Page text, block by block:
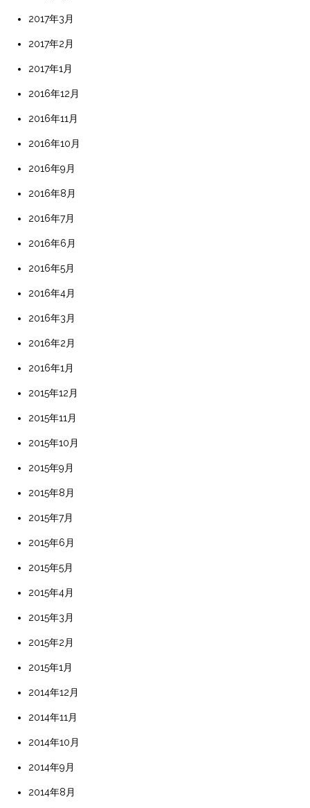
2017年3月
2017年2月
2017年1月
2016年12月
2016年11月
2016年10月
2016年9月
2016年8月
2016年7月
2016年6月
2016年5月
2016年4月
2016年3月
2016年2月
2016年1月
2015年12月
2015年11月
2015年10月
2015年9月
2015年8月
2015年7月
2015年6月
2015年5月
2015年4月
2015年3月
2015年2月
2015年1月
2014年12月
2014年11月
2014年10月
2014年9月
2014年8月